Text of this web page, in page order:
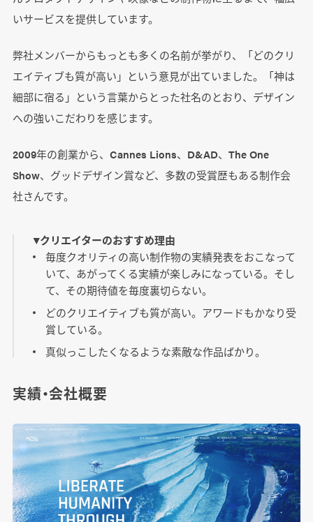
いサービスを提供しています。
弊社メンバーからもっとも多くの名前が挙がり、「どのクリ
エイティブも質が高い」という意見が出ていました。「神は
細部に宿る」という言葉からとった社名のとおり、デザイン
への強いこだわりを感じます。
2009年の創業から、Cannes Lions、D&AD、The One
Show、グッドデザイン賞など、多数の受賞歴もある制作会
社さんです。
▼クリエイターのおすすめ理由
毎度クオリティの高い制作物の実績発表をおこなって
いて、あがってくる実績が楽しみになっている。そし
て、その期待値を毎度裏切らない。
どのクリエイティブも質が高い。アワードもかなり受
賞している。
真似っこしたくなるような素敵な作品ばかり。
実績・会社概要